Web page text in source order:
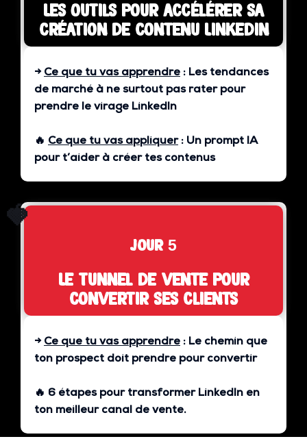
Les outils pour accélérer sa
création de contenu Linkedin
→ Ce que tu vas apprendre : Les tendances
de marché à ne surtout pas rater pour
prendre le virage LinkedIn
🔥 Ce que tu vas appliquer: Un prompt IA
pour t’aider à créer tes contenus
🍓
jour 5
Le tunnel de vente pour
convertir ses clients
→ Ce que tu vas apprendre : Le chemin que
ton prospect doit prendre pour convertir
🔥 6 étapes pour transformer LinkedIn en
ton meilleur canal de vente.